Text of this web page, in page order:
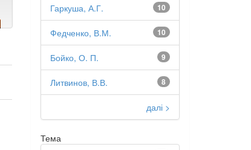
10
Гаркуша, А.Г.
10
Федченко, В.М.
9
Бойко, О. П.
8
Литвинов, В.В.
далі >
Тема